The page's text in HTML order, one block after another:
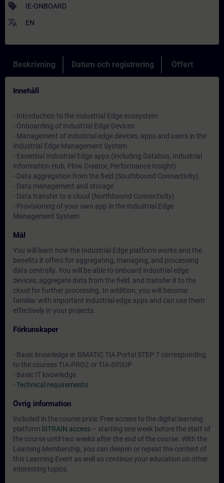
sell IE-ONBOARD
translate EN
Beskrivning Datum och registrering Offert
Innehåll
- Introduction to the Industrial Edge ecosystem
- Onboarding of Industrial Edge Devices
- Management of industrial edge devices, apps and users in the
Industrial Edge Management System
- Essential Industrial Edge apps (including Databus, Industrial
Information Hub, Flow Creator, Performance Insight)
- Data aggregation from the field (Southbound Connectivity)
- Data management and storage
- Data transfer to a cloud (Northbound Connectivity)
- Provisioning of your own app in the Industrial Edge
Management System
Mål
You will learn how the Industrial Edge platform works and the
benefits it offers for aggregating, managing, and processing
data centrally. You will be able to onboard industrial edge
devices, aggregate data from the field, and transfer it to the
cloud for further processing. In addition, you will become
familiar with important industrial edge apps and can use them
effectively in your projects.
Förkunskaper
- Basic knowledge in SIMATIC TIA Portal STEP 7 corresponding
to the courses TIA-PRO2 or TIA-SYSUP
- Basic IT knowledge
-Technical requirements
Övrig information
Included in the course price: Free access to the digital learning
platform SITRAIN access – starting one week before the start of
the course until two weeks after the end of the course. With the
Learning Membership, you can deepen or repeat the content of
this Learning Event as well as continue your education on other
interesting topics.